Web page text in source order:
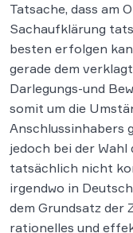
Tatsache, dass am
Sachaufklärung
besten erfolgen
gerade dem
Darlegungs-und
somit um die
Anschlussinhabers
jedoch bei der
tatsächlich nicht
irgendwo in
dem Grundsatz der
rationelles und